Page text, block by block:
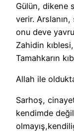
Gülün, dikene
verir.
onu deve
Zahidin
Tamahkarın
Allah ile
Sarhoş,
kendimde